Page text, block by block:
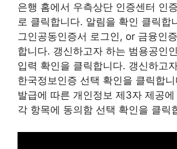
은행 홈에서 우측상단 인증센터 인
로 클릭합니다. 알림을 확인 클릭합
그인공동인증서 로그인, or 금융인
합니다. 갱신하고자 하는 범용공인
입력 확인을 클릭합니다. 갱신하고
한국정보인증 선택 확인을 클릭합
발급에 따른 개인정보 제3자 제공
각 항목에 동의함 선택 확인을 클릭